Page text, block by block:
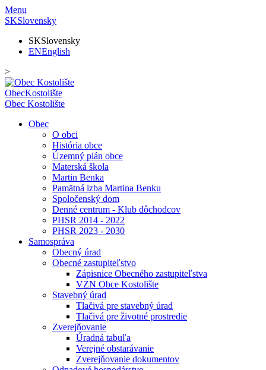
Menu
SKSlovensky
SKSlovensky
ENEnglish
>
ObecKostolište
Obec Kostolište
Obec
O obci
História obce
Územný plán obce
Materská škola
Martin Benka
Pamätná izba Martina Benku
Spoločenský dom
Denné centrum - Klub dôchodcov
PHSR 2014 - 2022
PHSR 2023 - 2030
Samospráva
Obecný úrad
Obecné zastupiteľstvo
Zápisnice Obecného zastupiteľstva
VZN Obce Kostolište
Stavebný úrad
Tlačivá pre stavebný úrad
Tlačivá pre životné prostredie
Zverejňovanie
Úradná tabuľa
Verejné obstarávanie
Zverejňovanie dokumentov